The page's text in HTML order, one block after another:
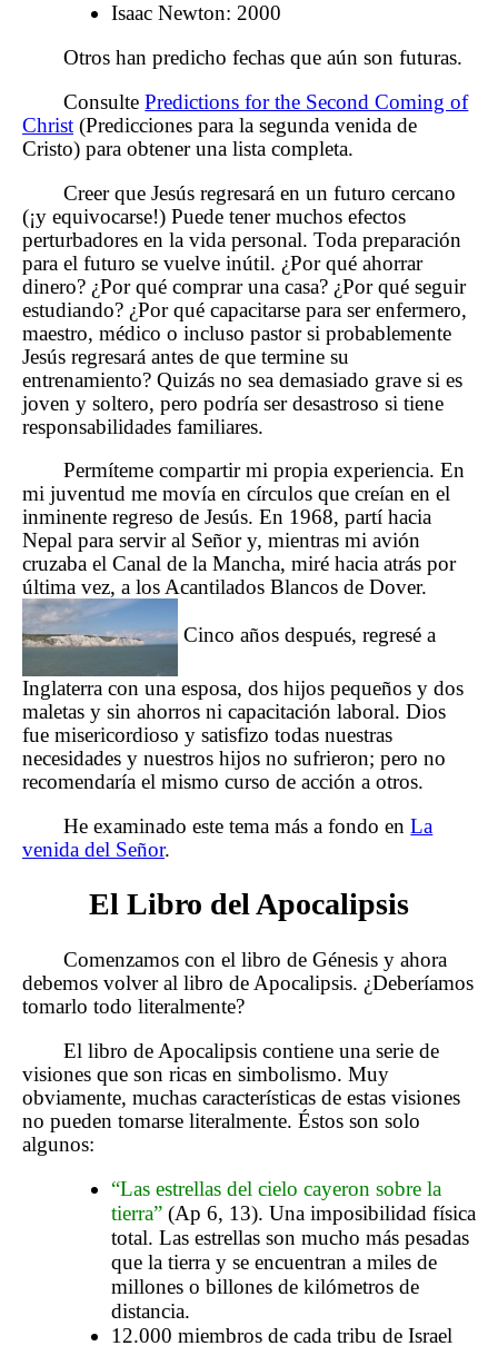
Isaac Newton: 2000
Otros han predicho fechas que aún son futuras.
ConsultePredictions for the Second Coming of
Christ (Predicciones para la segunda venida de
Cristo) para obtener una lista completa.
Creer que Jesús regresará en un futuro cercano
(¡y equivocarse!) Puede tener muchos efectos
perturbadores en la vida personal. Toda preparación
para el futuro se vuelve inútil. ¿Por qué ahorrar
dinero? ¿Por qué comprar una casa? ¿Por qué seguir
estudiando? ¿Por qué capacitarse para ser enfermero,
maestro, médico o incluso pastor si probablemente
Jesús regresará antes de que termine su
entrenamiento? Quizás no sea demasiado grave si es
joven y soltero, pero podría ser desastroso si tiene
responsabilidades familiares.
Permíteme compartir mi propia experiencia. En
mi juventud me movía en círculos que creían en el
inminente regreso de Jesús. En 1968, partí hacia
Nepal para servir al Señor y, mientras mi avión
cruzaba el Canal de la Mancha, miré hacia atrás por
última vez, a los Acantilados Blancos de Dover.
Cinco años después, regresé a
Inglaterra con una esposa, dos hijos pequeños y dos
maletas y sin ahorros ni capacitación laboral. Dios
fue misericordioso y satisfizo todas nuestras
necesidades y nuestros hijos no sufrieron; pero no
recomendaría el mismo curso de acción a otros.
He examinado este tema más a fondo enLa
venida del Señor.
El Libro del Apocalipsis
Comenzamos con el libro de Génesis y ahora
debemos volver al libro de Apocalipsis. ¿Deberíamos
tomarlo todo literalmente?
El libro de Apocalipsis contiene una serie de
visiones que son ricas en simbolismo. Muy
obviamente, muchas características de estas visiones
no pueden tomarse literalmente. Éstos son solo
algunos:
“Las estrellas del cielo cayeron sobre la
tierra” (Ap 6, 13). Una imposibilidad física
total. Las estrellas son mucho más pesadas
que la tierra y se encuentran a miles de
millones o billones de kilómetros de
distancia.
12.000 miembros de cada tribu de Israel